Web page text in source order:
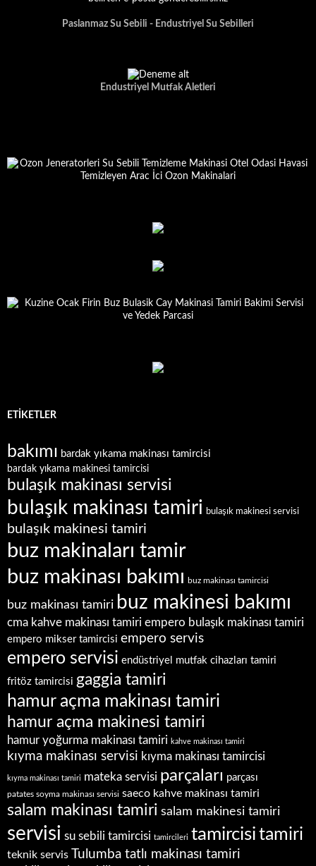
Paslanmaz Su Sebili - Endustriyel Su Sebilleri
Endustriyel Mutfak Aletleri
ETIKETLER
bakımı bardak yıkama makinası tamircisi
bardak yıkama makinesi tamircisi
bulaşık makinası servisi
bulaşık makinası tamiri bulaşık makinesi servisi
bulaşık makinesi tamiri
buz makinaları tamir
buz makinası bakımı buz makinası tamircisi
buz makinası tamiri buz makinesi bakımı
cma kahve makinası tamiri empero bulaşık makinası tamiri
empero mikser tamircisi empero servis
empero servisi endüstriyel mutfak cihazları tamiri
fritöz tamircisi gaggia tamiri
hamur açma makinası tamiri
hamur açma makinesi tamiri
hamur yoğurma makinası tamiri kahve makinası tamiri
kıyma makinası servisi kıyma makinası tamircisi
kıyma makinası tamiri mateka servisi parçaları parçası
patates soyma makinası servisi saeco kahve makinası tamiri
salam makinası tamiri salam makinesi tamiri
servisi su sebili tamircisi tamircileri tamircisi tamiri
teknik servis Tulumba tatlı makinası tamiri